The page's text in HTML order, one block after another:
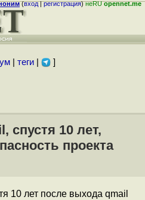
(вход|регистрация)неRUopennet.me
| теги| ]
спустя 10 лет,
проекта
10 лет после выхода qmail